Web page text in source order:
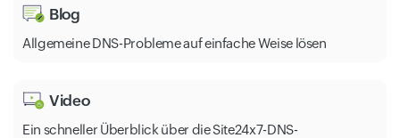
Blog
Allgemeine DNS-Probleme auf einfache Weise lösen
Video
Ein schneller Überblick über die Site24x7-DNS-